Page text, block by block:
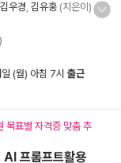
김우경 김유홍 (지은이)
일 (월) 아침 7시 출근
목표별 자격증 맞춤 추
프롬프트활용